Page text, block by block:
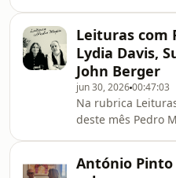
na
Direito, numa
parte da JSD,
inscreveu aos 15
conversa com
de Francês. Foi a
na legislatura em
primeira mulher
a mais jovem de
Leituras com
Lydia Davis,
John Berger
jun 30, 202600:47:03
Na rubrica
deste mês Pedro
de Maria do
António Pinto